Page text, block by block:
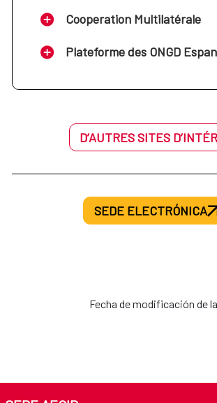
Cooperation Multilatérale
Plateforme des ONGD
D’AUTRES SITES
SEDE ELECTRÓNICA
Fecha de modificación de